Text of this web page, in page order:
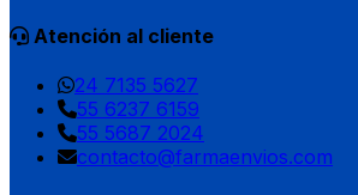
Atención al cliente
24 7135 5627
55 6237 6159
55 5687 2024
contacto@farmaenvios.com